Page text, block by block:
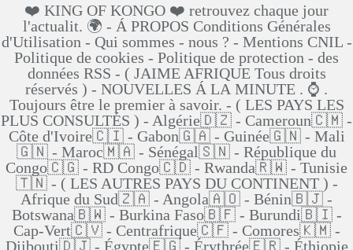
❤️ KING OF KONGO ❤️ retrouvez chaque jour
l'actualit. 🌍 - Á PROPOS Conditions Générales
d'Utilisation - Qui sommes - nous ? - Mentions CNIL -
Politique de cookies - Politique de protection - des
données RSS - ( JAIME AFRIQUE Tous droits
réservés ) - NOUVELLES Á LA MINUTE . ⌚ .
Toujours être le premier à savoir. - ( LES PAYS LES
PLUS CONSULTÉS ) - Algérie🇩🇿 - Cameroun🇨🇲 -
Côte d'Ivoire🇨🇮 - Gabon🇬🇦 - Guinée🇬🇳 - Mali
🇬🇳 - Maroc🇲🇦 - Sénégal🇸🇳 - République du
Congo🇨🇬 - RD Congo🇨🇩 - Rwanda🇷🇼 - Tunisie
🇹🇳 - ( LES AUTRES PAYS DU CONTINENT ) -
Afrique du Sud🇿🇦 - Angola🇦🇴 - Bénin🇧🇯 -
Botswana🇧🇼 - Burkina Faso🇧🇫 - Burundi🇧🇮 -
Cap-Vert🇨🇻 - Centrafrique🇨🇫 - Comores🇰🇲 -
Djibouti🇩🇯 - Égypte🇪🇬 - Érythrée🇪🇷 - Éthiopie